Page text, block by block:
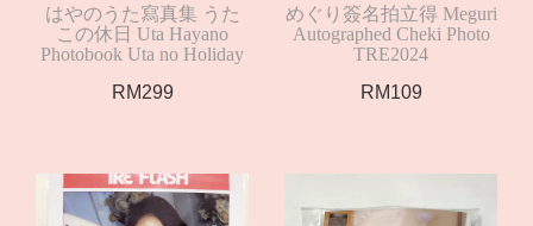
はやのうた寫真集 うた
この休日 Uta Hayano
Photobook Uta no Holiday
RM299
めぐり簽名拍立得 Meguri
Autographed Cheki Photo
TRE2024
RM109